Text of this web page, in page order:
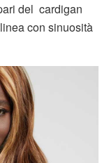
del cardigan
con sinuosità